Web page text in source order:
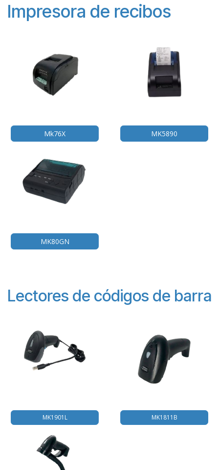
Impresora de recibos
Mk76X MK5890
MK80GN
Lectores de códigos de barra
MK1901L MK1811B